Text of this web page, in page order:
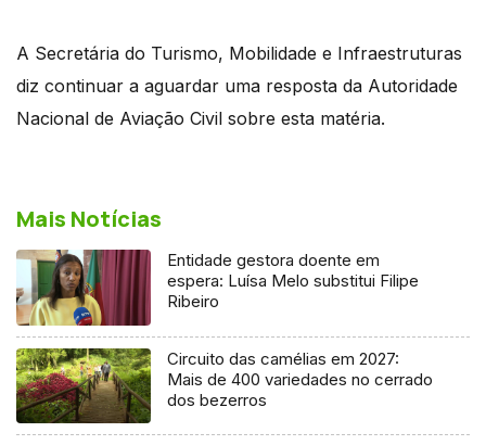
A Secretária do Turismo, Mobilidade e Infraestruturas
diz continuar a aguardar uma resposta da Autoridade
Nacional de Aviação Civil sobre esta matéria.
Mais Notícias
Entidade gestora doente em
espera: Luísa Melo substitui Filipe
Ribeiro
Circuito das camélias em 2027:
Mais de 400 variedades no cerrado
dos bezerros